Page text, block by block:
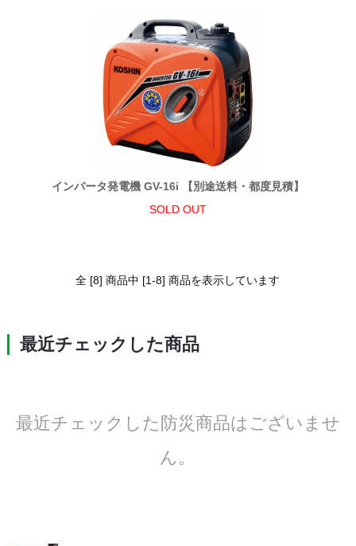
インバータ発電機 GV-16i 【別途送料・都度見積】
SOLD OUT
全 [8] 商品中 [1-8] 商品を表示しています
最近チェックした商品
最近チェックした防災商品はございませ
ん。